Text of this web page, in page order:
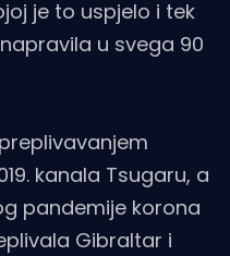
je to uspjelo i tek
u svega 90
kanala Tsugaru, a
pandemije korona
Gibraltar i